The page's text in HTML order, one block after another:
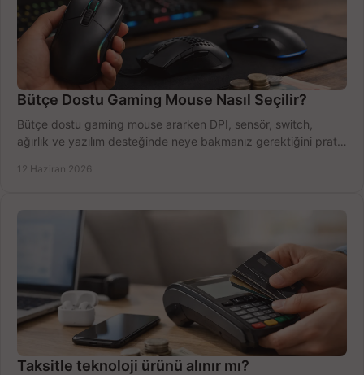
Bütçe Dostu Gaming Mouse Nasıl Seçilir?
Bütçe dostu gaming mouse ararken DPI, sensör, switch,
ağırlık ve yazılım desteğinde neye bakmanız gerektiğini pratik
12 Haziran 2026
Taksitle teknoloji ürünü alınır mı?